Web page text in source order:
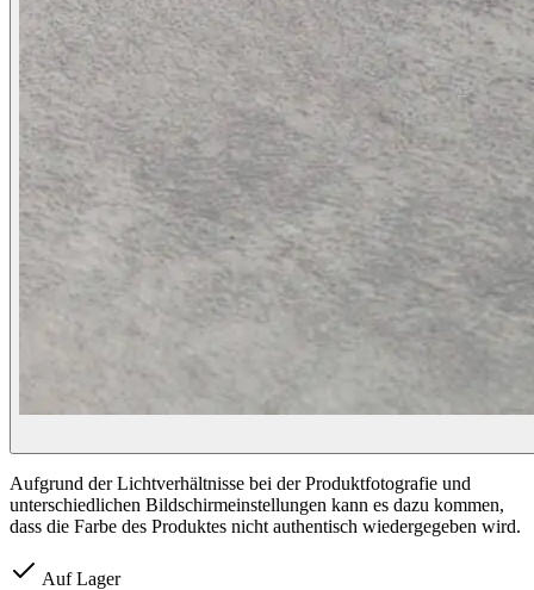
Aufgrund der Lichtverhältnisse bei der Produktfotografie und
unterschiedlichen Bildschirmeinstellungen kann es dazu kommen,
dass die Farbe des Produktes nicht authentisch wiedergegeben wird.
Auf Lager